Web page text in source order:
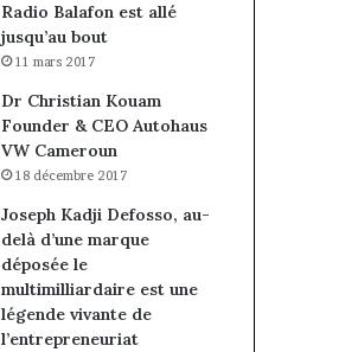
Radio Balafon est allé
jusqu’au bout
11 mars 2017
Dr Christian Kouam
Founder & CEO Autohaus
VW Cameroun
18 décembre 2017
Joseph Kadji Defosso, au-
delà d’une marque
déposée le
multimilliardaire est une
légende vivante de
l’entrepreneuriat